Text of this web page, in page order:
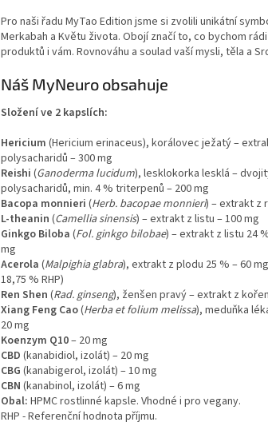
Pro naši řadu MyTao Edition jsme si zvolili unikátní
Merkabah a Květu života. Obojí značí to, co bychom
produktů i vám. Rovnováhu a soulad vaší mysli, těla a
Náš MyNeuro obsahuje
Složení ve 2 kapslích:
Hericium (Hericium erinaceus), korálovec ježatý –
polysacharidů – 300 mg
Reishi (Ganoderma lucidum), lesklokorka lesklá –
polysacharidů, min. 4 % triterpenů – 200 mg
Bacopa monnieri (Herb. bacopae monnieri) – extrakt z
L-theanin (Camellia sinensis) – extrakt z listu – 100 mg
Ginkgo Biloba (Fol. ginkgo bilobae) – extrakt z listu 24
mg
Acerola (Malpighia glabra), extrakt z plodu 25 % – 60
18,75 % RHP)
Ren Shen (Rad. ginseng), ženšen pravý – extrakt z
Xiang Feng Cao(Herba et folium melissa), meduňka
20 mg
Koenzym Q10– 20 mg
CBD (kanabidiol, izolát) – 20 mg
CBG (kanabigerol, izolát) – 10 mg
CBN (kanabinol, izolát) – 6 mg
Obal: HPMC rostlinné kapsle. Vhodné i pro vegany.
RHP - Referenční hodnota příjmu.